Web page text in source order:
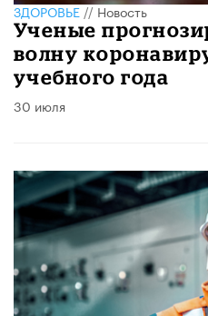
ЗДОРОВЬЕ//Новость
Ученые
волну
учебного года
30 июля